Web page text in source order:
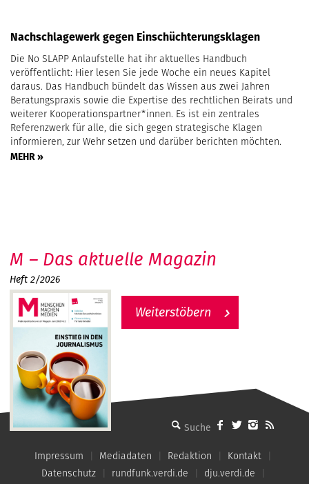
Nachschlagewerk gegen Einschüchterungsklagen
Die No SLAPP Anlaufstelle hat ihr aktuelles Handbuch
veröffentlicht: Hier lesen Sie jede Woche ein neues Kapitel
daraus. Das Handbuch bündelt das Wissen aus zwei Jahren
Beratungspraxis sowie die Expertise des rechtlichen Beirats und
weiterer Kooperationspartner*innen. Es ist ein zentrales
Referenzwerk für alle, die sich gegen strategische Klagen
informieren, zur Wehr setzen und darüber berichten möchten.
MEHR »
MMM - Menschen machen Medien
M – Das aktuelle Magazin
Heft 2/2026
Weiterstöbern
Impressum Mediadaten Redaktion
Kontakt
Datenschutz
rundfunk.verdi.de
dju.verdi.de